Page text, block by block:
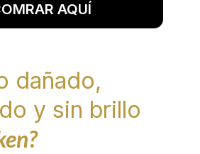
AQUÍ
dañado,
y sin brillo